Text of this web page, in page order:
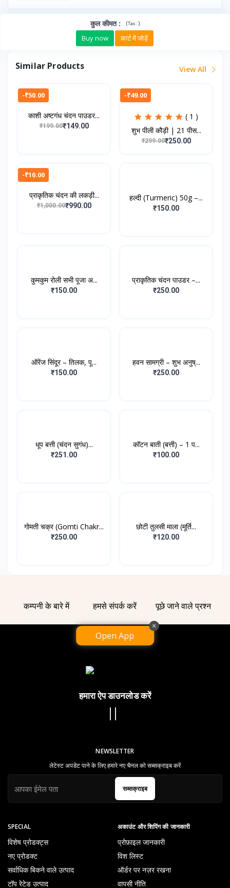
कुल कीमत: (Tax :)
Buy now कार्ट में जोड़ें
Similar Products View All
-₹50.00
काशी अष्टगंध चंदन पाउडर...
₹199.00₹149.00
-₹49.00
( 1 )
शुभ पीली कौड़ी | 21 पीस...
₹299.00₹250.00
-₹10.00
प्राकृतिक चंदन की लकड़ी...
₹1,000.00₹990.00
हल्दी (Turmeric) 50g –...
₹150.00
कुमकुम रोली सभी पूजा अ...
₹150.00
प्राकृतिक चंदन पाउडर –...
₹250.00
ऑरेंज सिंदूर – तिलक, पू...
₹150.00
हवन सामग्री – शुभ अनुष्...
₹250.00
धूप बत्ती (चंदन सुगंध)...
₹251.00
कॉटन बाती (बत्ती) – 1 प...
₹100.00
गोमती चक्र (Gomti Chakr...
₹250.00
छोटी तुलसी माला (मूर्ति...
₹120.00
कम्पनी के बारे में हमसे संपर्क करें पूछे जाने वाले प्रश्न
हमारा ऐप डाउनलोड करें
SPECIAL
विशेष प्रोडक्ट्स
नए प्रोडक्ट
सर्वाधिक बिकने वाले उत्पाद
टॉप रेटेड उत्पाद
अकाउंट और शिपिंग की जानकारी
प्रोफ़ाइल जानकारी
विश लिस्ट
ऑर्डर पर नज़र रखना
वापसी नीति
NEWSLETTER
लेटेस्ट अपडेट पाने के लिए हमारे नए चैनल को सब्सक्राइब करें
सब्सक्राइब
Open App
×